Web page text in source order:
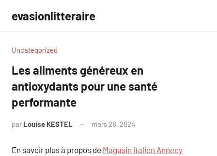
contenu
evasionlitteraire
Uncategorized
Les aliments généreux en
antioxydants pour une santé
performante
par Louise KESTEL mars 28, 2024
En savoir plus à propos de Magasin italien Annecy